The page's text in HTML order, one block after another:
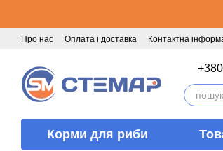
Про нас Оплата і доставка Контактна
Корми для риби